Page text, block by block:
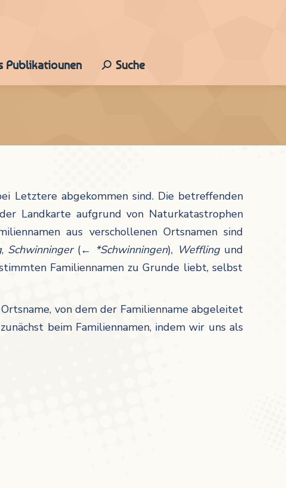
Publikatiounen Search:
Suche
Letztere abgekommen sind. Die betreffenden
Landkarte aufgrund von Naturkatastrophen
aus verschollenen Ortsnamen sind
, Schwinninger(← *Schwinningen), Weffling und
Familiennamen zu Grunde liebt, selbst
von dem der Familienname abgeleitet
beim Familiennamen, indem wir uns als